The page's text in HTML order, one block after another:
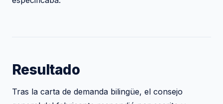
Resultado
Tras la carta de demanda bilingüe, el consejo